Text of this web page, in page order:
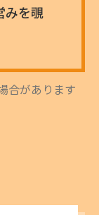
みを覗
合があります